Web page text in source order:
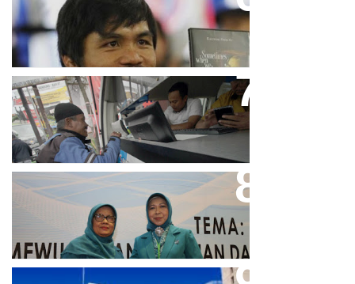
Pacquiao Tegaskan Pendirian
Tolak LGBT
Bjb T Samsat Manjakan Nasabah
Dalam Bayar Pajak Kendaraan
Perpres No.99/2017 Bisa Jadi
Acuan Semangat Pengabdian